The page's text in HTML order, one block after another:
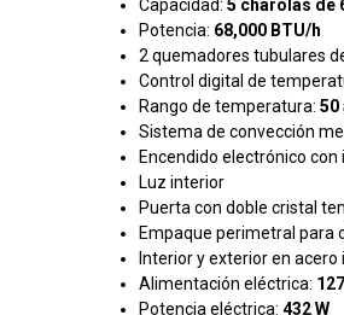
Capacidad: 5 charolas de
Potencia: 68,000 BTU/h
2 quemadores tubulares
Control digital de
Rango de temperatura: 50
Sistema de convección
Encendido electrónico
Luz interior
Puerta con doble cristal
Empaque perimetral para
Interior y exterior en acero
Alimentación eléctrica:
Potencia eléctrica: 432 W